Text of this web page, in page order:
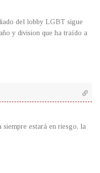
del lobby LGBT sigue
y division que ha traído a
siempre estará en riesgo, la